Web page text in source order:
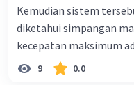
Kemudian sistem
diketahui simpangan
kecepatan maksimum
9 0.0